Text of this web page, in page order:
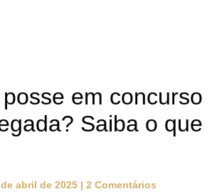
em concurso
Saiba o que
abril de 2025 2 Comentários